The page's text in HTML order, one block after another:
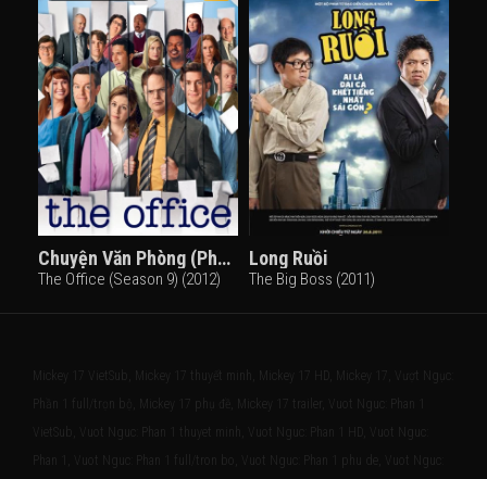
Chuyện Văn Phòng (Phần 9)
The Office (Season 9) (2012)
Long Ruồi
The Big Boss (2011)
Mickey 17 VietSub, Mickey 17 thuyết minh, Mickey 17 HD, Mickey 17, Vượt Ngục:
Phần 1 full/trọn bộ, Mickey 17 phụ đề, Mickey 17 trailer, Vuot Nguc: Phan 1
VietSub, Vuot Nguc: Phan 1 thuyet minh, Vuot Nguc: Phan 1 HD, Vuot Nguc:
Phan 1, Vuot Nguc: Phan 1 full/tron bo, Vuot Nguc: Phan 1 phu de, Vuot Nguc: